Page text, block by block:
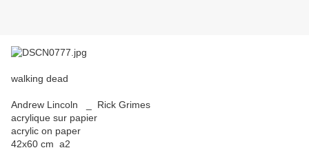
walking dead
Andrew Lincoln _ Rick Grimes
acrylique sur papier
acrylic on paper
42x60 cm a2